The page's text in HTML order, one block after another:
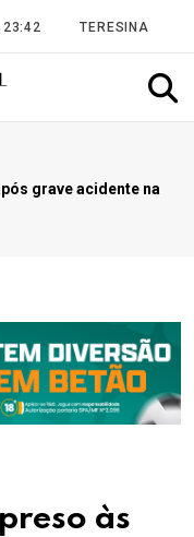
23:42 TERESINA
grave acidente na
às